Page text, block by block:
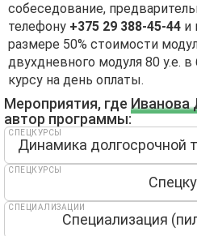
собеседование,
телефону +375 29 388-45-44 и
размере 50% стоимости
двухдневного модуля 80 у.е. в
курсу на день оплаты.
Мероприятия, где Иванова
автор программы:
СПЕЦКУРСЫ
СПЕЦКУРСЫ
Специализация
СПЕЦИАЛИЗАЦИИ